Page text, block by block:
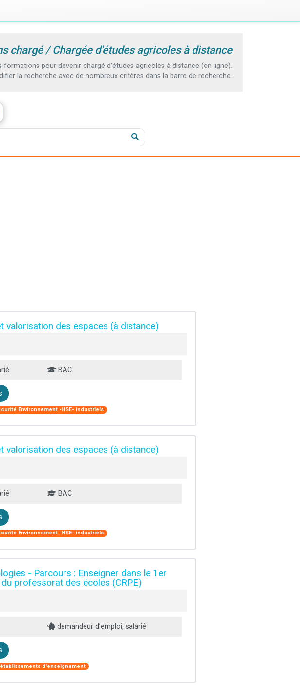
chargé / Chargée d'études agricoles à distance
pour devenir chargé d'études agricoles à distance (en ligne).
la recherche avec de nombreux critères dans la barre de recherche.
valorisation des espaces (à distance)
BAC
Environnement -HSE- industriels
valorisation des espaces (à distance)
BAC
Environnement -HSE- industriels
- Parcours : Enseigner dans le 1er
professorat des écoles (CRPE)
demandeur d’emploi, salarié
d'enseignement